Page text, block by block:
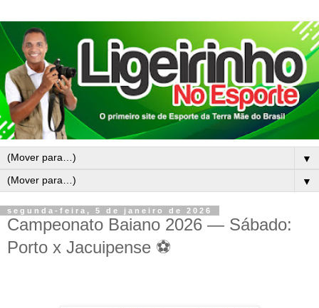
▼
▼
segunda-feira, 5 de janeiro de 2026
Campeonato Baiano 2026 — Sábado:
Porto x Jacuipense ⚽️